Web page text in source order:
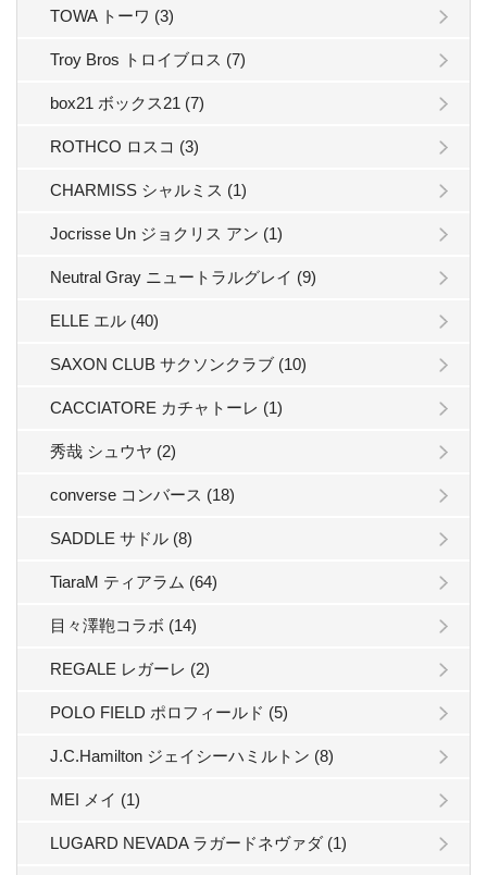
TOWA トーワ (3)
Troy Bros トロイブロス (7)
box21 ボックス21 (7)
ROTHCO ロスコ (3)
CHARMISS シャルミス (1)
Jocrisse Un ジョクリス アン (1)
Neutral Gray ニュートラルグレイ (9)
ELLE エル (40)
SAXON CLUB サクソンクラブ (10)
CACCIATORE カチャトーレ (1)
秀哉 シュウヤ (2)
converse コンバース (18)
SADDLE サドル (8)
TiaraM ティアラム (64)
目々澤鞄コラボ (14)
REGALE レガーレ (2)
POLO FIELD ポロフィールド (5)
J.C.Hamilton ジェイシーハミルトン (8)
MEI メイ (1)
LUGARD NEVADA ラガードネヴァダ (1)